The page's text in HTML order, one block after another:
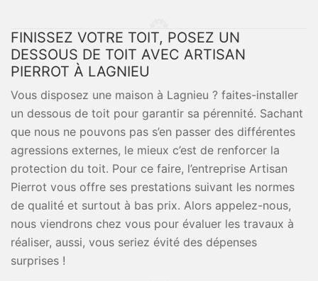
FINISSEZ VOTRE TOIT, POSEZ UN
DESSOUS DE TOIT AVEC ARTISAN
PIERROT À LAGNIEU
Vous disposez une maison à Lagnieu ? faites-installer
un dessous de toit pour garantir sa pérennité. Sachant
que nous ne pouvons pas s’en passer des différentes
agressions externes, le mieux c’est de renforcer la
protection du toit. Pour ce faire, l’entreprise Artisan
Pierrot vous offre ses prestations suivant les normes
de qualité et surtout à bas prix. Alors appelez-nous,
nous viendrons chez vous pour évaluer les travaux à
réaliser, aussi, vous seriez évité des dépenses
surprises !